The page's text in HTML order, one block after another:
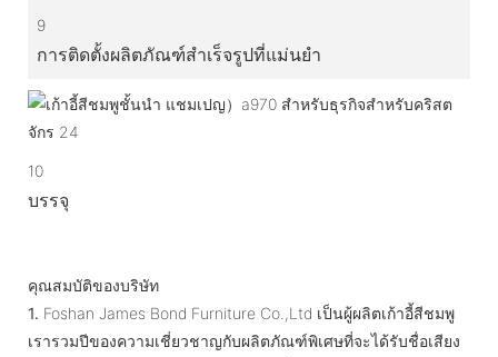
9
การติดตั้งผลิตภัณฑ์สำเร็จรูปที่แม่นยำ
10
บรรจุ
คุณสมบัติของบริษัท
1. Foshan James Bond Furniture Co.,Ltd เป็นผู้ผลิตเก้าอี้สีชมพู
เรารวมปีของความเชี่ยวชาญกับผลิตภัณฑ์พิเศษที่จะได้รับชื่อเสียง